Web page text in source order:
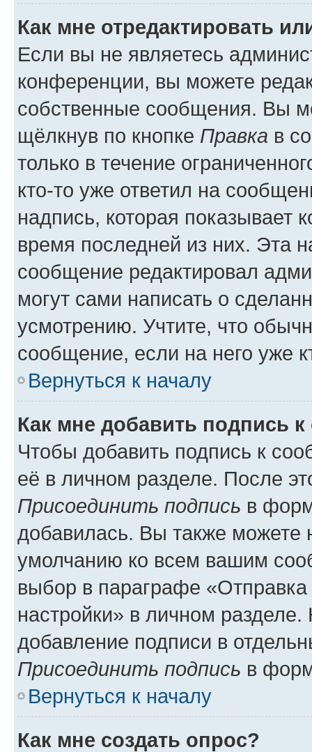
Как мне отредактировать
Если вы не являетесь
конференции, вы можете
собственные сообщения. Вы
щёлкнув по кнопке Правка в
только в течение
кто-то уже ответил на
надпись, которая показывает
время последней из них. Эта
сообщение редактировал
могут сами написать о
усмотрению. Учтите, что
сообщение, если на него уже
Вернуться к началу
Как мне добавить подпись
Чтобы добавить подпись к
её в личном разделе. После
Присоединить подпись в
добавилась. Вы также можете
умолчанию ко всем вашим
выбор в параграфе
настройки» в личном
добавление подписи в
Присоединить подпись в
Вернуться к началу
Как мне создать опрос?